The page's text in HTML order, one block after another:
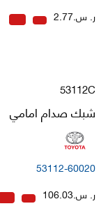
ر. س.2.77
53112C
شبك صدام امامي
53112-60020
ر. س.106.03